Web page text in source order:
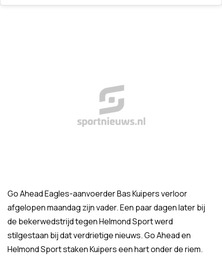
Go Ahead Eagles-aanvoerder Bas Kuipers verloor
afgelopen maandag zijn vader. Een paar dagen later bij
de bekerwedstrijd tegen Helmond Sport werd
stilgestaan bij dat verdrietige nieuws. Go Ahead en
Helmond Sport staken Kuipers een hart onder de riem.